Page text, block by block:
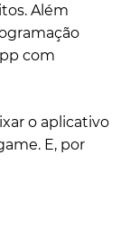
Além
com
o aplicativo
E, por